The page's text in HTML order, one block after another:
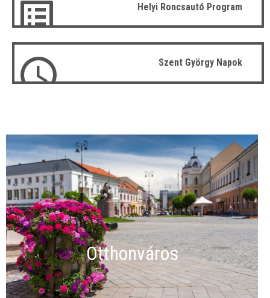
Helyi Roncsautó Program
Szent György Napok
Otthonváros